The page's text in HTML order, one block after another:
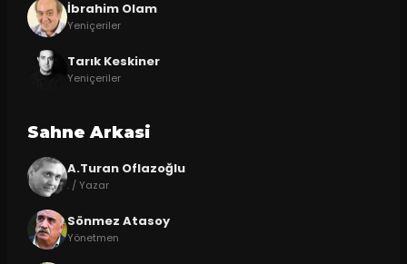
İbrahim Olam
Yeniçeriler
Tarık Keskiner
Yeniçeriler
Sahne Arkasi
A.Turan Oflazoğlu
. / Yazar
Sönmez Atasoy
Yönetmen